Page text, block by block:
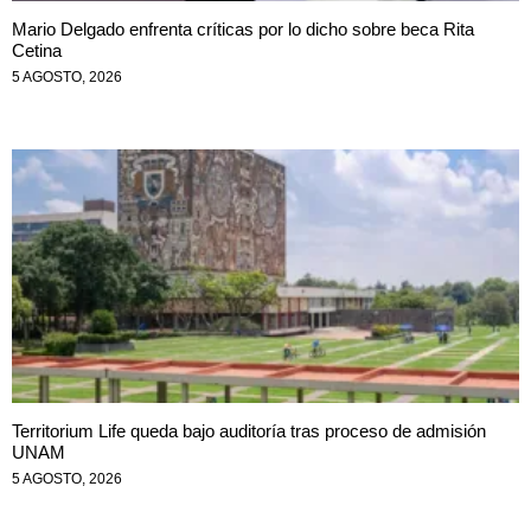
Mario Delgado enfrenta críticas por lo dicho sobre beca Rita
Cetina
5 AGOSTO, 2026
Territorium Life queda bajo auditoría tras proceso de admisión
UNAM
5 AGOSTO, 2026